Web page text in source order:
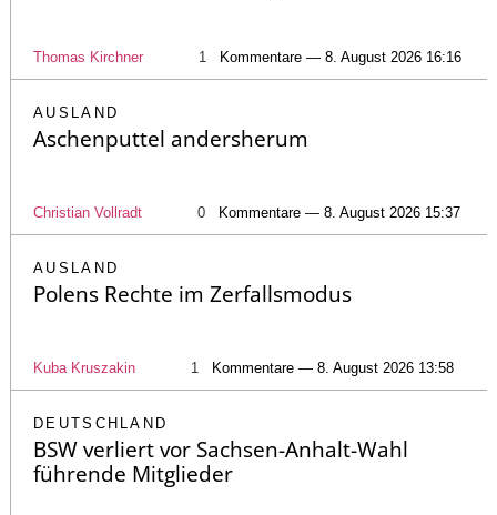
Thomas Kirchner 1 Kommentare — 8. August 2026 16:16
AUSLAND
Aschenputtel andersherum
Christian Vollradt 0 Kommentare — 8. August 2026 15:37
AUSLAND
Polens Rechte im Zerfallsmodus
Kuba Kruszakin 1 Kommentare — 8. August 2026 13:58
DEUTSCHLAND
BSW verliert vor Sachsen-Anhalt-Wahl
führende Mitglieder